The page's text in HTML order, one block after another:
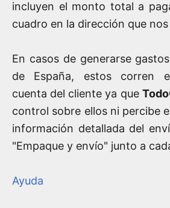
incluyen el monto total a
cuadro en la dirección que
En casos de generarse
de España, estos corren
cuenta del cliente ya que
control sobre ellos ni percibe
información detallada del
"Empaque y envío" junto a
Ayuda